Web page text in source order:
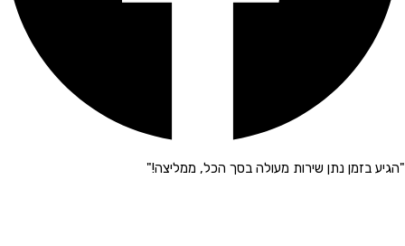
"הגיע בזמן נתן שירות מעולה בסך הכל, ממליצה!"